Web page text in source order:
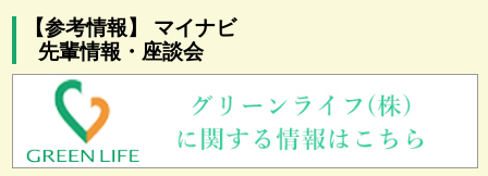
【参考情報】 マイナビ
先輩情報・座談会